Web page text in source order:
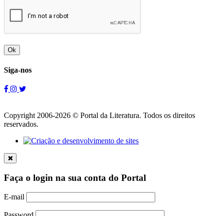
Ok
Siga-nos
Copyright 2006-2026 © Portal da Literatura. Todos os direitos
reservados.
Faça o login na sua conta do Portal
E-mail